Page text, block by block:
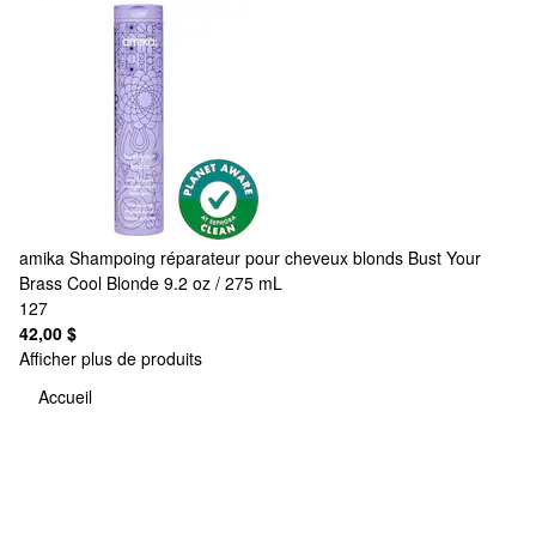
amika Shampoing réparateur pour cheveux blonds Bust Your
Brass Cool Blonde 9.2 oz / 275 mL
127
42,00 $
Afficher plus de produits
Accueil